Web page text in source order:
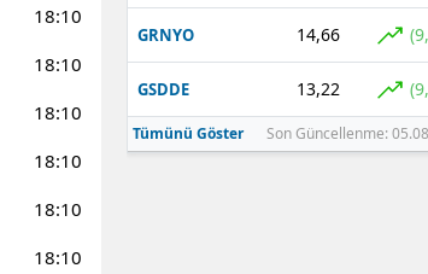
18:10
18:10
18:10
18:10
18:10
18:10
GRNYO 14,66
GSDDE 13,22
Tümünü Göster Son Güncellenme: